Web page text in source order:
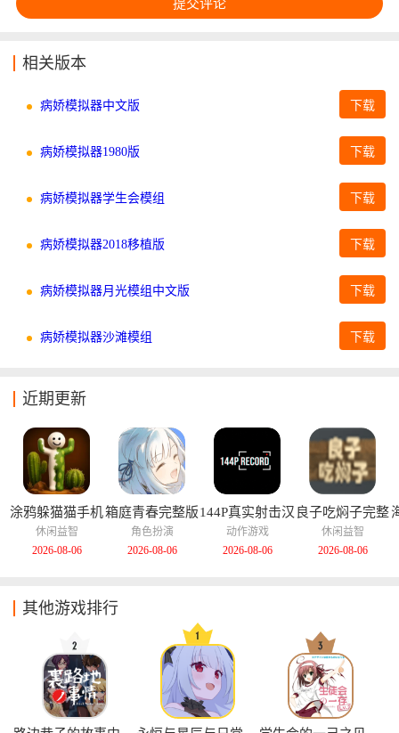
相关版本
病娇模拟器中文版 下载
病娇模拟器1980版 下载
病娇模拟器学生会模组 下载
病娇模拟器2018移植版 下载
病娇模拟器月光模组中文版 下载
病娇模拟器沙滩模组 下载
近期更新
涂鸦躲猫猫手机
版
休闲益智
2026-08-06
箱庭青春完整版
角色扮演
2026-08-06
144P真实射击汉
化版
动作游戏
2026-08-06
良子吃焖子完整
版
休闲益智
2026-08-06
其他游戏排行